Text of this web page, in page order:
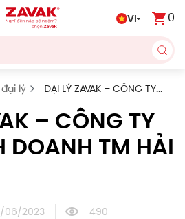
VI 0
lý
ĐẠI LÝ ZAVAK – CÔNG TY
LINH
– CÔNG TY
DOANH TM HẢI
06/2023 490